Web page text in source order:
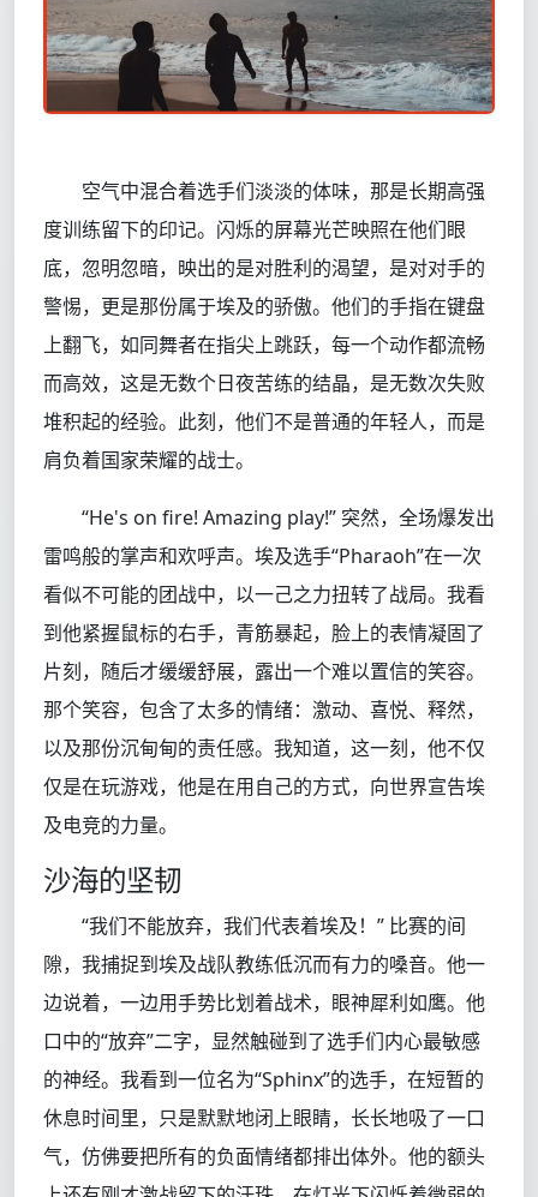
空气中混合着选手们淡淡的体味，那是长期高强
度训练留下的印记。闪烁的屏幕光芒映照在他们眼
底，忽明忽暗，映出的是对胜利的渴望，是对对手的
警惕，更是那份属于埃及的骄傲。他们的手指在键盘
上翻飞，如同舞者在指尖上跳跃，每一个动作都流畅
而高效，这是无数个日夜苦练的结晶，是无数次失败
堆积起的经验。此刻，他们不是普通的年轻人，而是
肩负着国家荣耀的战士。
“He's on fire! Amazing play!” 突然，全场爆发出
雷鸣般的掌声和欢呼声。埃及选手“Pharaoh”在一次
看似不可能的团战中，以一己之力扭转了战局。我看
到他紧握鼠标的右手，青筋暴起，脸上的表情凝固了
片刻，随后才缓缓舒展，露出一个难以置信的笑容。
那个笑容，包含了太多的情绪：激动、喜悦、释然，
以及那份沉甸甸的责任感。我知道，这一刻，他不仅
仅是在玩游戏，他是在用自己的方式，向世界宣告埃
及电竞的力量。
沙海的坚韧
“我们不能放弃，我们代表着埃及！” 比赛的间
隙，我捕捉到埃及战队教练低沉而有力的嗓音。他一
边说着，一边用手势比划着战术，眼神犀利如鹰。他
口中的“放弃”二字，显然触碰到了选手们内心最敏感
的神经。我看到一位名为“Sphinx”的选手，在短暂的
休息时间里，只是默默地闭上眼睛，长长地吸了一口
气，仿佛要把所有的负面情绪都排出体外。他的额头